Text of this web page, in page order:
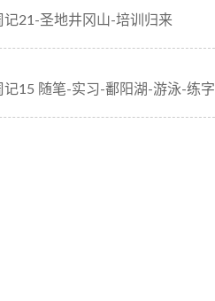
记21-圣地井冈山-培训归来
记15 随笔-实习-鄱阳湖-游泳-练字